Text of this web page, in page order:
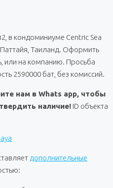
в кондоминиуме Centric Sea
Таиланд. Оформить
или на компанию. Просьба
2590000 бат, без комиссий.
нам в Whats app, чтобы
наличие! ID объекта
дополнительные